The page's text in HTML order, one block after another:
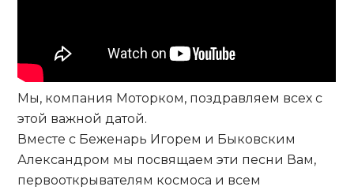
Мы, компания Моторком, поздравляем всех с
этой важной датой.
Вместе с Беженарь Игорем и Быковским
Александром мы посвящаем эти песни Вам,
первооткрывателям космоса и всем